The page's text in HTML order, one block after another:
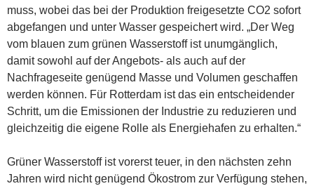
muss, wobei das bei der Produktion freigesetzte CO2 sofort
abgefangen und unter Wasser gespeichert wird. „Der Weg
vom blauen zum grünen Wasserstoff ist unumgänglich,
damit sowohl auf der Angebots- als auch auf der
Nachfrageseite genügend Masse und Volumen geschaffen
werden können. Für Rotterdam ist das ein entscheidender
Schritt, um die Emissionen der Industrie zu reduzieren und
gleichzeitig die eigene Rolle als Energiehafen zu erhalten.“
Grüner Wasserstoff ist vorerst teuer, in den nächsten zehn
Jahren wird nicht genügend Ökostrom zur Verfügung stehen,